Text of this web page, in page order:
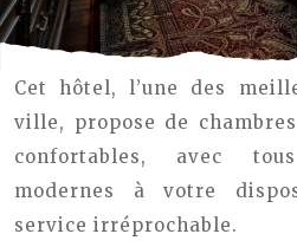
Cet hôtel, l’une des
ville, propose de
confortables, avec
modernes à votre
service irréprochable.